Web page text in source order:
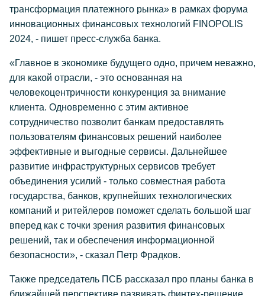
трансформация платежного рынка» в рамках форума
инновационных финансовых технологий FINOPOLIS
2024, - пишет пресс-служба банка.
«Главное в экономике будущего одно, причем неважно,
для какой отрасли, - это основанная на
человекоцентричности конкуренция за внимание
клиента. Одновременно с этим активное
сотрудничество позволит банкам предоставлять
пользователям финансовых решений наиболее
эффективные и выгодные сервисы. Дальнейшее
развитие инфраструктурных сервисов требует
объединения усилий - только совместная работа
государства, банков, крупнейших технологических
компаний и ритейлеров поможет сделать большой шаг
вперед как с точки зрения развития финансовых
решений, так и обеспечения информационной
безопасности», - сказал Петр Фрадков.
Также председатель ПСБ рассказал про планы банка в
ближайшей перспективе развивать финтех-решение